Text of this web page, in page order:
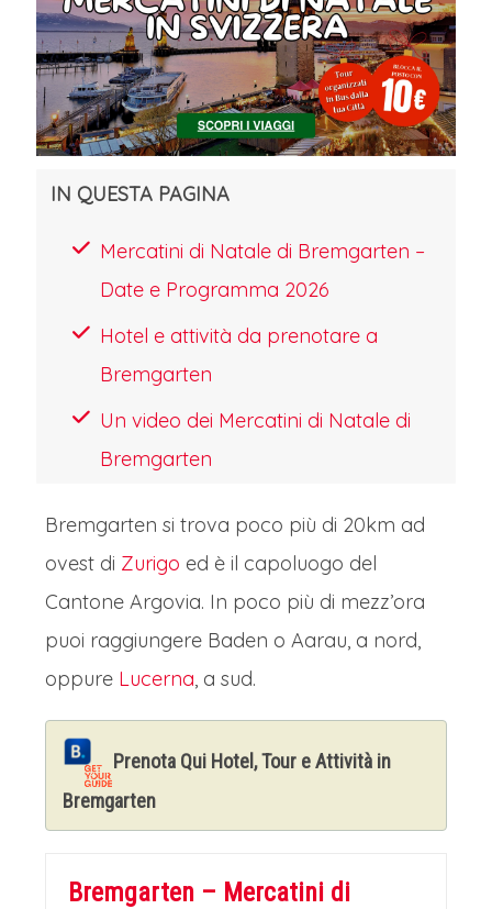
IN QUESTA PAGINA
Mercatini di Natale di Bremgarten –
Date e Programma 2026
Hotel e attività da prenotare a
Bremgarten
Un video dei Mercatini di Natale di
Bremgarten
Bremgarten si trova poco più di 20km ad
ovest di Zurigo ed è il capoluogo del
Cantone Argovia. In poco più di mezz’ora
puoi raggiungere Baden o Aarau, a nord,
oppure Lucerna, a sud.
Prenota Qui Hotel, Tour e Attività in
Bremgarten
Bremgarten – Mercatini di